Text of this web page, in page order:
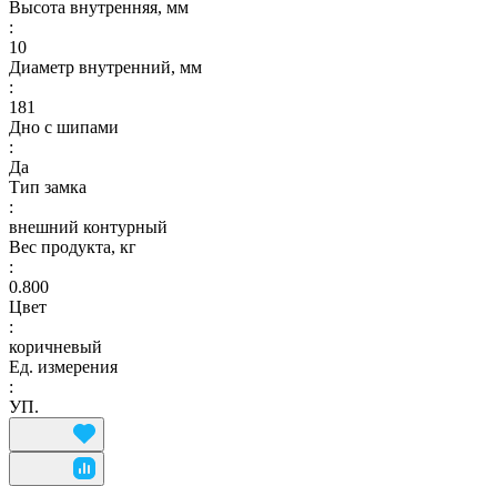
Высота внутренняя, мм
:
10
Диаметр внутренний, мм
:
181
Дно с шипами
:
Да
Тип замка
:
внешний контурный
Вес продукта, кг
:
0.800
Цвет
:
коричневый
Ед. измерения
:
УП.